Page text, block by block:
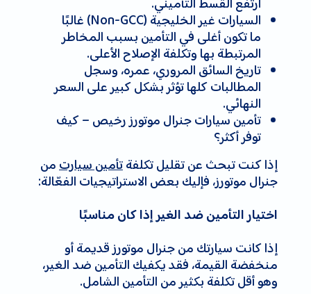
السيارات غير الخليجية (Non-GCC) غالبًا
ما تكون أغلى في التأمين بسبب المخاطر
المرتبطة بها وتكلفة الإصلاح الأعلى.
تاريخ السائق المروري، عمره، وسجل
المطالبات كلها تؤثر بشكل كبير على السعر
النهائي.
تأمين سيارات جنرال موتورز رخيص – كيف
توفر أكثر؟
إذا كنت تبحث عن تقليل تكلفةتأمين سيارتمن
جنرال موتورز، فإليك بعض الاستراتيجيات الفعّالة:
اختيار التأمين ضد الغير إذا كان مناسبًا
إذا كانت سيارتك من جنرال موتورز قديمة أو
منخفضة القيمة، فقد يكفيك التأمين ضد الغير،
وهو أقل تكلفة بكثير من التأمين الشامل.